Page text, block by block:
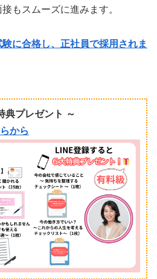
もスムーズに進みます。
に合格し、正社員で採用されま
典プレゼント ～
から